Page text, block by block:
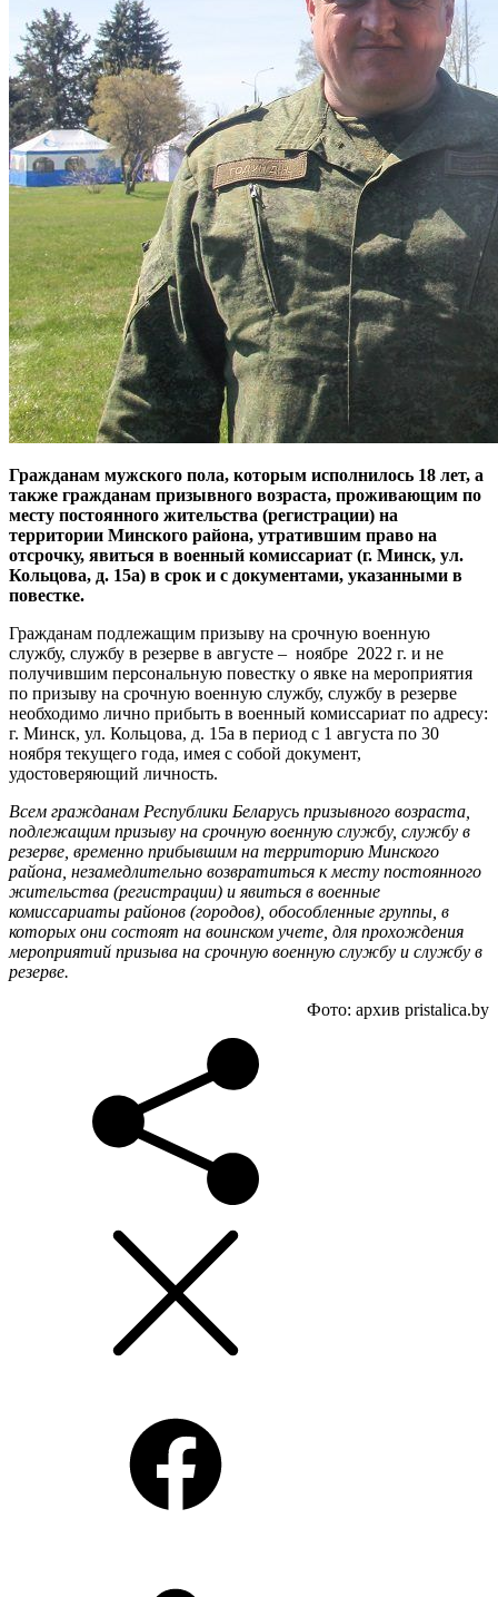
Гражданам мужского пола, которым исполнилось 18 лет, а
также гражданам призывного возраста, проживающим по
месту постоянного жительства (регистрации) на
территории Минского района, утратившим право на
отсрочку, явиться в военный комиссариат (г. Минск, ул.
Кольцова, д. 15а) в срок и с документами, указанными в
повестке.
Гражданам подлежащим призыву на срочную военную
службу, службу в резерве в августе – ноябре 2022 г. и не
получившим персональную повестку о явке на мероприятия
по призыву на срочную военную службу, службу в резерве
необходимо лично прибыть в военный комиссариат по адресу:
г. Минск, ул. Кольцова, д. 15а в период с 1 августа по 30
ноября текущего года, имея с собой документ,
удостоверяющий личность.
Всем гражданам Республики Беларусь призывного возраста,
подлежащим призыву на срочную военную службу, службу в
резерве, временно прибывшим на территорию Минского
района, незамедлительно возвратиться к месту постоянного
жительства (регистрации) и явиться в военные
комиссариаты районов (городов), обособленные группы, в
которых они состоят на воинском учете, для прохождения
мероприятий призыва на срочную военную службу и службу в
резерве.
Фото: архив pristalica.by